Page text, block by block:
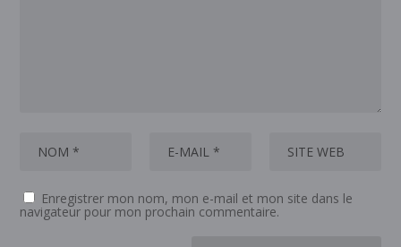
Enregistrer mon nom, mon e-mail et mon site dans le
navigateur pour mon prochain commentaire.